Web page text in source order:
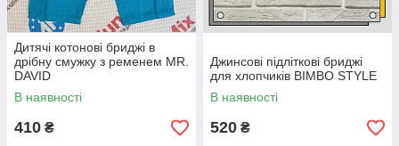
Дитячі котонові бриджі в
дрібну смужку з ременем MR.
DAVID
В наявності
410 ₴
Джинсові підліткові бриджі
для хлопчиків BIMBO STYLE
В наявності
520 ₴